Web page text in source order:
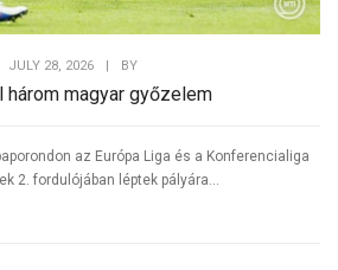
JULY 28, 2026 | BY
három magyar győzelem
az Európa Liga és a Konferencialiga
2. fordulójában léptek pályára...